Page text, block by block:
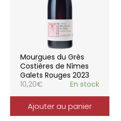
Mourgues du Grès
Costières de Nîmes
Galets Rouges 2023
10,20€ En stock
Ajouter au panier